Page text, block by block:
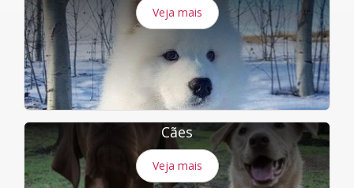
Veja mais
Cães
Veja mais